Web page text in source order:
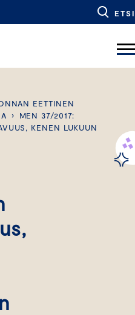
ETSI
EETTINEN
›
MEN 37/2017:
KENEN LUKUUN